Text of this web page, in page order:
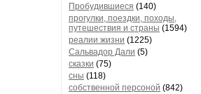
Пробудившиеся (140)
прогулки, поездки, походы,
путешествия и страны (1594)
реалии жизни (1225)
Сальвадор Дали (5)
сказки (75)
сны (118)
собственной персоной (842)